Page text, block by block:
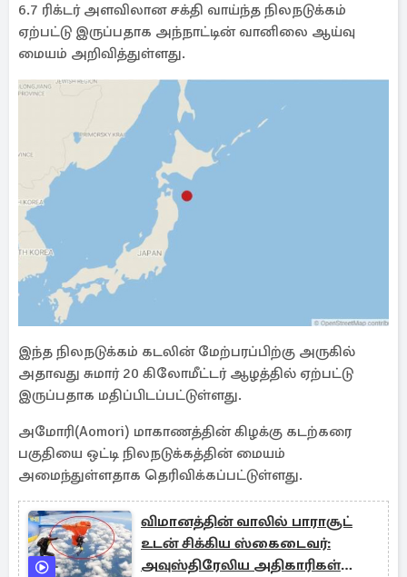
6.7 ரிக்டர் அளவிலான சக்தி வாய்ந்த நிலநடுக்கம்
ஏற்பட்டு இருப்பதாக அந்நாட்டின் வானிலை ஆய்வு
மையம் அறிவித்துள்ளது.
இந்த நிலநடுக்கம் கடலின் மேற்பரப்பிற்கு அருகில்
அதாவது சுமார் 20 கிலோமீட்டர் ஆழத்தில் ஏற்பட்டு
இருப்பதாக மதிப்பிடப்பட்டுள்ளது.
அமோரி(Aomori) மாகாணத்தின் கிழக்கு கடற்கரை
பகுதியை ஒட்டி நிலநடுக்கத்தின் மையம்
அமைந்துள்ளதாக தெரிவிக்கப்பட்டுள்ளது.
விமானத்தின் வாலில் பாராசூட்
உடன் சிக்கிய ஸ்கைடைவர்:
அவுஸ்திரேலிய அதிகாரிகள்